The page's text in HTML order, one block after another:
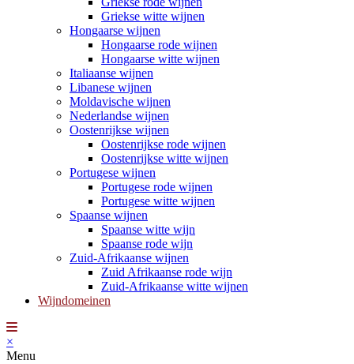
Griekse witte wijnen
Hongaarse wijnen
Hongaarse rode wijnen
Hongaarse witte wijnen
Italiaanse wijnen
Libanese wijnen
Moldavische wijnen
Nederlandse wijnen
Oostenrijkse wijnen
Oostenrijkse rode wijnen
Oostenrijkse witte wijnen
Portugese wijnen
Portugese rode wijnen
Portugese witte wijnen
Spaanse wijnen
Spaanse witte wijn
Spaanse rode wijn
Zuid-Afrikaanse wijnen
Zuid Afrikaanse rode wijn
Zuid-Afrikaanse witte wijnen
Wijndomeinen
×
Menu